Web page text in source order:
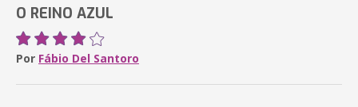
O REINO AZUL
Por Fábio Del Santoro